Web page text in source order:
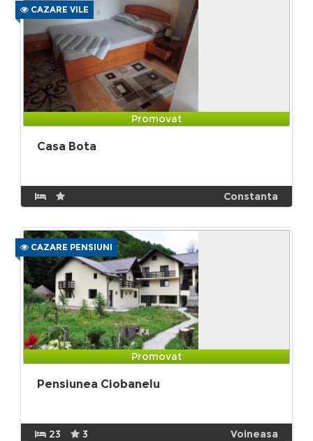
CAZARE VILE
Promovat
Casa Bota
Constanta
CAZARE PENSIUNI
Promovat
Pensiunea Ciobanelu
23 3 Voineasa